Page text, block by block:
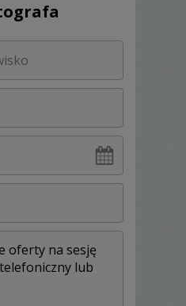
do osób
kilkugodzinnych
całodniowej
i plenerem w innym
się być możliwie
przeze mnie jest
NEF. Dzięki temu w
Państwo Młodzi
na ślubie
w formie
zdjęć
odpowiednio do